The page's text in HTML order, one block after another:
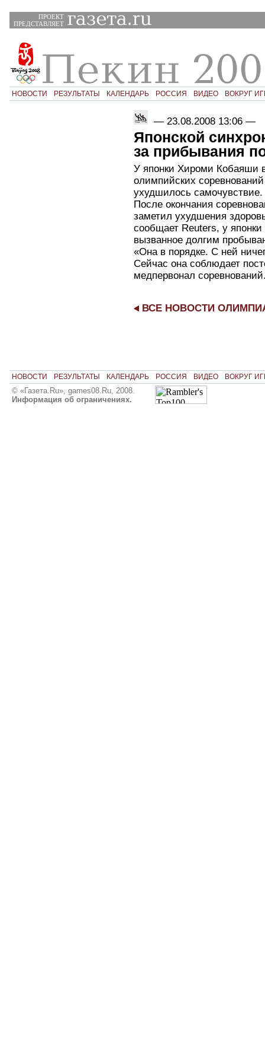
ПРОЕКТ
ПРЕДСТАВЛЯЕТ
НОВОСТИ РЕЗУЛЬТАТЫ КАЛЕНДАРЬ РОССИЯ ВИДЕО ВОКРУГ
— 23.08.2008 13:06 —
Японской
за прибывания
У японки Хироми Кобаяши
олимпийских
ухудшилось самочувствие.
После окончания
заметил ухудшения
сообщает Reuters, у
вызванное долгим
«Она в порядке. С ней
Сейчас она соблюдает
медпервонал
ВСЕ НОВОСТИ
НОВОСТИ РЕЗУЛЬТАТЫ КАЛЕНДАРЬ РОССИЯ ВИДЕО ВОКРУГ
© «Газета.Ru», games08.Ru, 2008.
Информация об ограничениях.